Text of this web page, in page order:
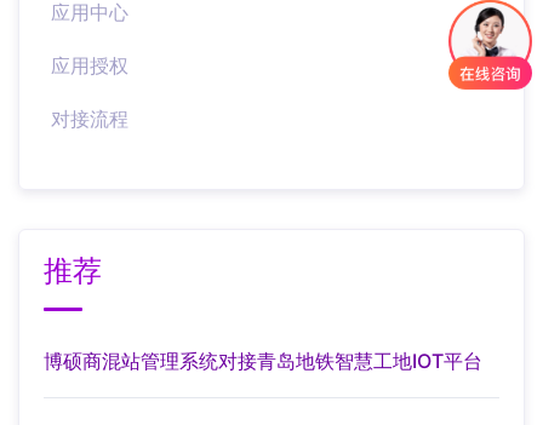
应用中心
应用授权
对接流程
推荐
博硕商混站管理系统对接青岛地铁智慧工地IOT平台